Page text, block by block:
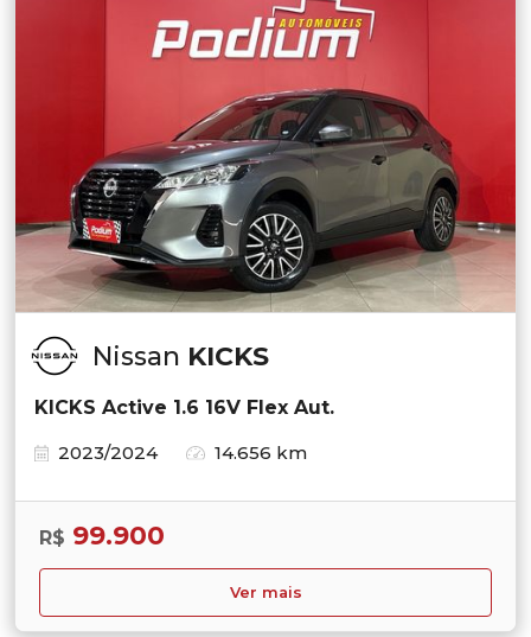
Nissan KICKS
KICKS Active 1.6 16V Flex Aut.
2023/2024
14.656 km
R$ 99.900
Ver mais